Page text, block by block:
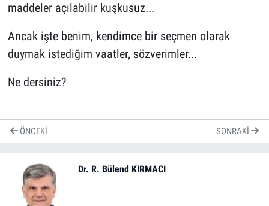
maddeler açılabilir kuşkusuz...
Ancak işte benim, kendimce bir seçmen olarak
duymak istediğim vaatler, sözverimler...
Ne dersiniz?
ÖNCEKI SONRAKI
Dr. R. Bülend KIRMACI